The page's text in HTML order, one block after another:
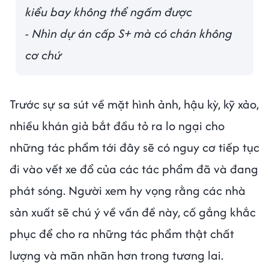
kiểu bay không thể ngấm được
- Nhìn dự án cấp S+ mà có chán không
cơ chứ
Trước sự sa sút về mặt hình ảnh, hậu kỳ, kỹ xảo,
nhiều khán giả bắt đầu tỏ ra lo ngại cho
những tác phẩm tới đây sẽ có nguy cơ tiếp tục
đi vào vết xe đổ của các tác phẩm đã và đang
phát sóng. Người xem hy vọng rằng các nhà
sản xuất sẽ chú ý về vấn đề này, cố gắng khắc
phục để cho ra những tác phẩm thật chất
lượng và mãn nhãn hơn trong tương lai.